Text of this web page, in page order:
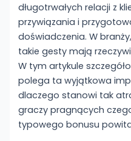
długotrwałych relacji z
przywiązania i
doświadczenia. W
takie gesty mają
W tym artykule
polega ta wyjątkowa
dlaczego stanowi tak
graczy pragnących
typowego bonusu